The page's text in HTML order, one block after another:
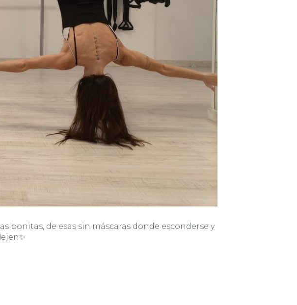
bonitas, de esas sin máscaras donde esconderse y